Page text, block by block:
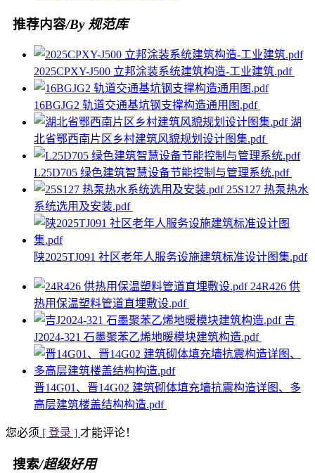
推荐内容/By 规范库
2025CPXY-J500 立邦涂装系统建筑构造-工业建筑.pdf
16BGJG2 轨道交通基坑钢支撑构造通用图.pdf
湖
北省鄂西南片区乡村建筑风貌规划设计图集.pdf
L25D705 绿色建筑智慧设备节能控制与管理系统.pdf
25S127 热泵热水
系统选用及安装.pdf
陕2025TJ091 社区老年人服务设施建筑标准设计图集.pdf
24R426 供
热用保温塑料管道直埋敷设.pdf
吉
J2024-321 石墨聚苯乙烯地暖模块建筑构造.pdf
晋14G01、晋14G02 建筑砌体填充墙抗震构造详图、多
高层建筑楼盖结构构造.pdf
您必须 [ 登录 ] 才能评论！
搜索/超级好用